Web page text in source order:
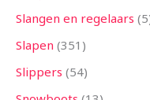
Slangen en regelaars 5
Slapen 351
Slippers 54